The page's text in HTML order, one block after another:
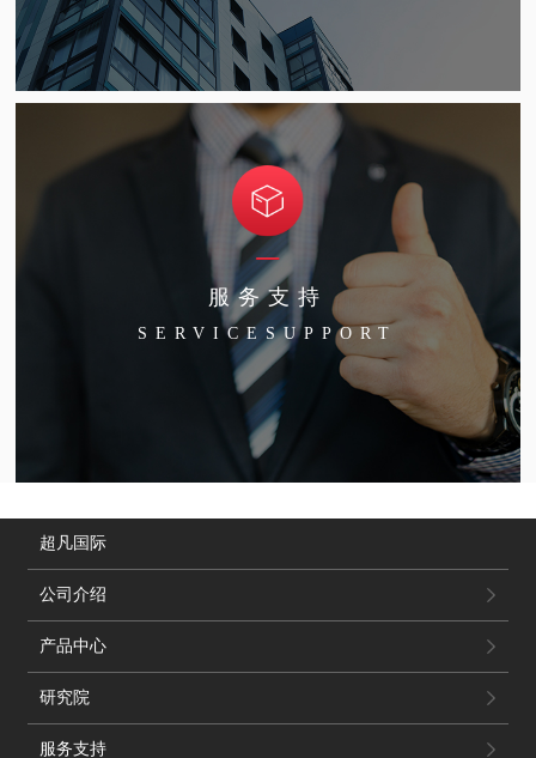
的专业人才研发团队。研究院设备齐全，可针对客户不同来料
进行干燥试验并提供水分测试报告........
走进研究院 >
服务支持
SERVICESUPPORT
超凡国际
公司介绍
产品中心
研究院
服务支持